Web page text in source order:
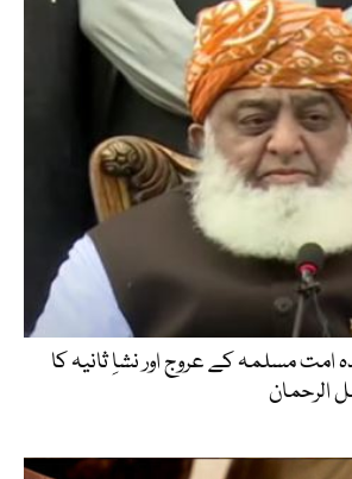
امت مسلمہ کے عروج اور نشاِ ثانیہ کا
الرحمان